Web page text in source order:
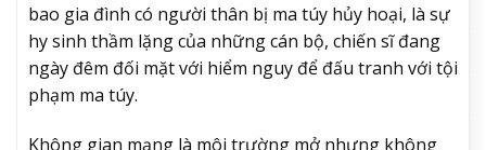
bao gia đình có người thân bị ma túy hủy hoại, là sự
hy sinh thầm lặng của những cán bộ, chiến sĩ đang
ngày đêm đối mặt với hiểm nguy để đấu tranh với tội
phạm ma túy.
Không gian mạng là môi trường mở nhưng không